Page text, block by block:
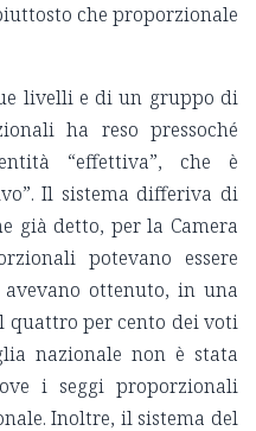
che proporzionale
livelli e di un gruppo di
ha reso pressoché
“effettiva”, che è
Il sistema differiva di
già detto, per la Camera
potevano essere
ottenuto, in una
quattro per cento dei voti
nazionale non è stata
i seggi proporzionali
Inoltre, il sistema del